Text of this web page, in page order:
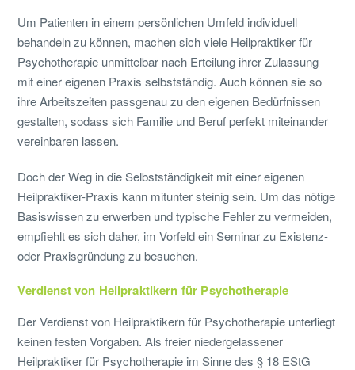
Um Patienten in einem persönlichen Umfeld individuell
behandeln zu können, machen sich viele Heilpraktiker für
Psychotherapie unmittelbar nach Erteilung ihrer Zulassung
mit einer eigenen Praxis selbstständig. Auch können sie so
ihre Arbeitszeiten passgenau zu den eigenen Bedürfnissen
gestalten, sodass sich Familie und Beruf perfekt miteinander
vereinbaren lassen.
Doch der Weg in die Selbstständigkeit mit einer eigenen
Heilpraktiker-Praxis kann mitunter steinig sein. Um das nötige
Basiswissen zu erwerben und typische Fehler zu vermeiden,
empfiehlt es sich daher, im Vorfeld ein Seminar zu Existenz-
oder Praxisgründung zu besuchen.
Verdienst von Heilpraktikern für Psychotherapie
Der Verdienst von Heilpraktikern für Psychotherapie unterliegt
keinen festen Vorgaben. Als freier niedergelassener
Heilpraktiker für Psychotherapie im Sinne des § 18 EStG